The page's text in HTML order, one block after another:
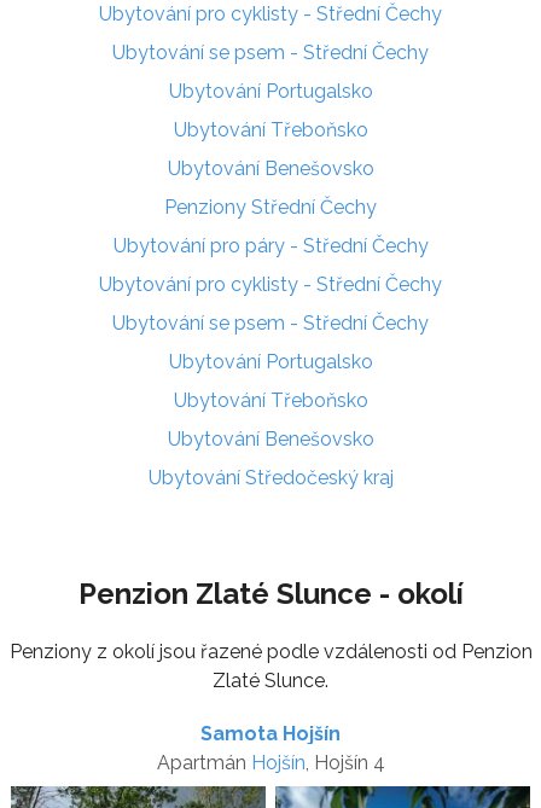
Ubytování pro cyklisty - Střední Čechy
Ubytování se psem - Střední Čechy
Ubytování Portugalsko
Ubytování Třeboňsko
Ubytování Benešovsko
Penziony Střední Čechy
Ubytování pro páry - Střední Čechy
Ubytování pro cyklisty - Střední Čechy
Ubytování se psem - Střední Čechy
Ubytování Portugalsko
Ubytování Třeboňsko
Ubytování Benešovsko
Ubytování Středočeský kraj
Penzion Zlaté Slunce - okolí
Penziony z okolí jsou řazené podle vzdálenosti od Penzion
Zlaté Slunce.
Samota Hojšín
Apartmán Hojšín , Hojšín 4